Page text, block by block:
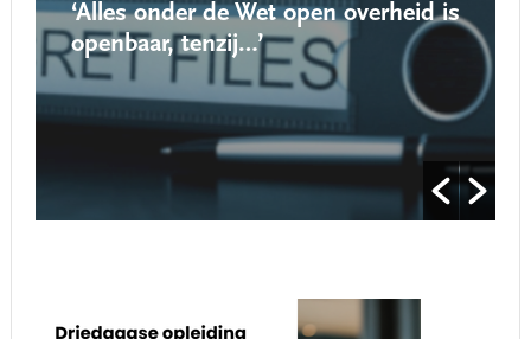
‘Alles onder de Wet open overheid is
openbaar, tenzij…’